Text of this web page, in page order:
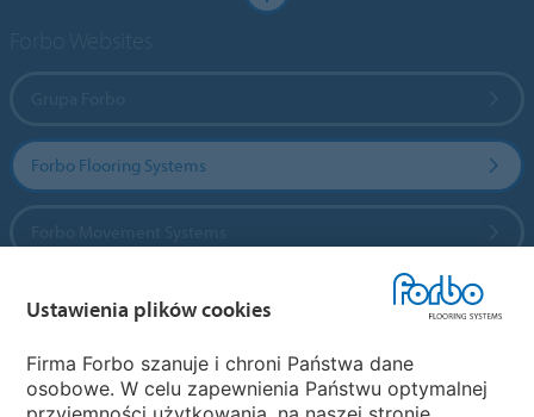
Forbo Flooring Systems
Wybierz kraj
Ustawienia plików cookies
Firma Forbo szanuje i chroni Państwa dane
osobowe. W celu zapewnienia Państwu optymalnej